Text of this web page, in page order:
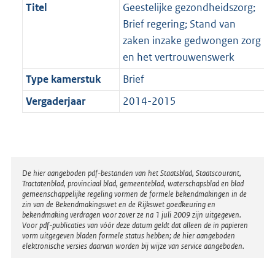
Titel
Geestelijke gezondheidszorg;
Brief regering; Stand van
zaken inzake gedwongen zorg
en het vertrouwenswerk
Type kamerstuk
Brief
Vergaderjaar
2014-2015
Disclaimer
De hier aangeboden pdf-bestanden van het Staatsblad, Staatscourant,
Tractatenblad, provinciaal blad, gemeenteblad, waterschapsblad en blad
gemeenschappelijke regeling vormen de formele bekendmakingen in de
zin van de Bekendmakingswet en de Rijkswet goedkeuring en
bekendmaking verdragen voor zover ze na 1 juli 2009 zijn uitgegeven.
Voor pdf-publicaties van vóór deze datum geldt dat alleen de in papieren
vorm uitgegeven bladen formele status hebben; de hier aangeboden
elektronische versies daarvan worden bij wijze van service aangeboden.